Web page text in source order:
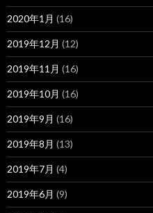
2020年1月 (16)
2019年12月 (12)
2019年11月 (16)
2019年10月 (16)
2019年9月 (16)
2019年8月 (13)
2019年7月 (4)
2019年6月 (9)